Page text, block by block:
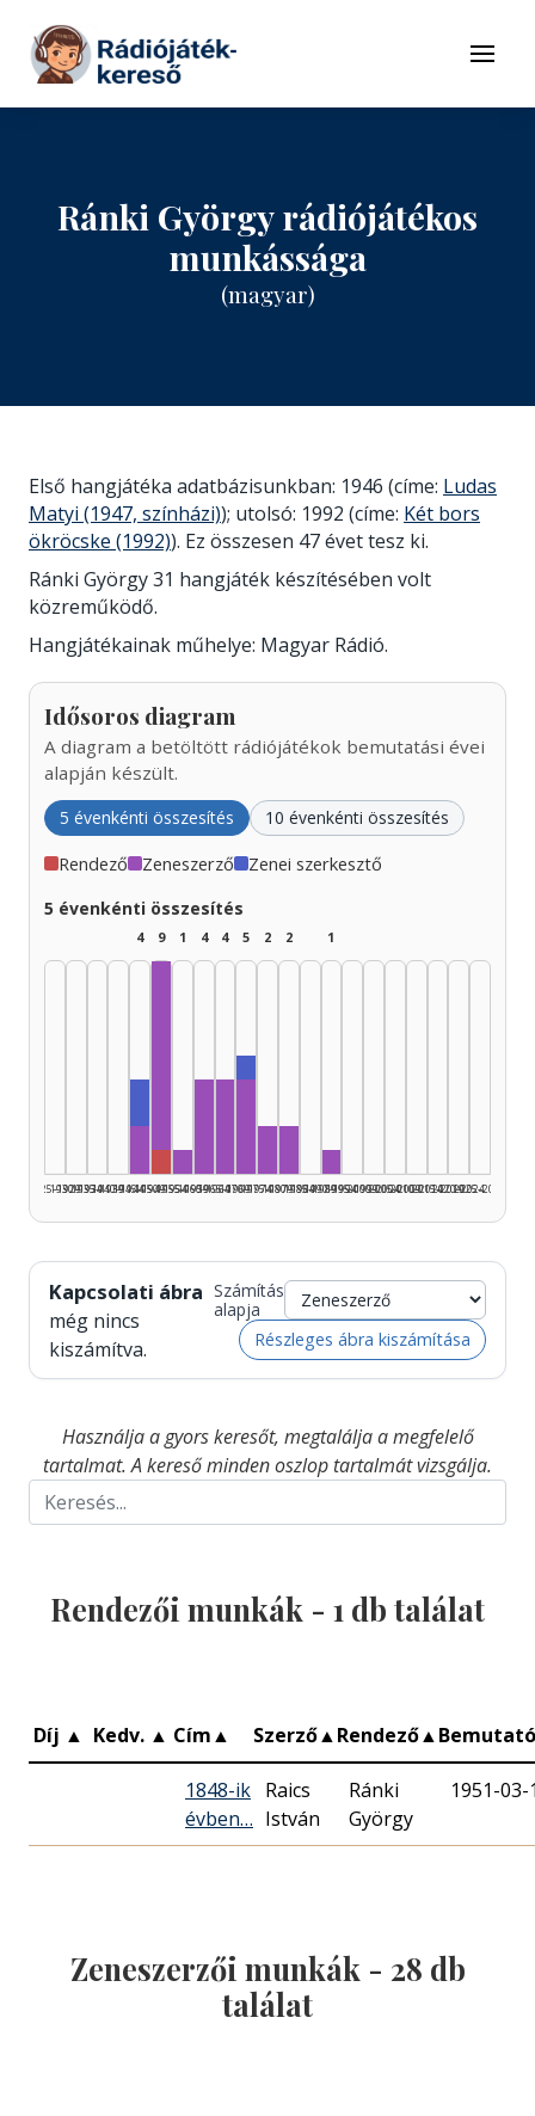
Tovább a tartalomhoz
Menü
Ránki György rádiójátékos
munkássága
(magyar)
Első hangjátéka adatbázisunkban: 1946 (címe: Ludas
Matyi (1947, színházi)); utolsó: 1992 (címe: Két bors
ökröcske (1992)). Ez összesen 47 évet tesz ki.
Ránki György 31 hangjáték készítésében volt
közreműködő.
Hangjátékainak műhelye: Magyar Rádió.
Idősoros diagram
A diagram a betöltött rádiójátékok bemutatási évei
alapján készült.
5 évenkénti összesítés 10 évenkénti összesítés
Rendező Zeneszerző Zenei szerkesztő
5 évenkénti összesítés
1925–1929
1930–1934
1935–1939
1940–1944
4
1945–1949
9
Rendező, 1950–1954: 1
1950–1954
1
Zeneszerző, 1955–1959: 1
1955–1959
4
1960–1964
4
1965–1969
5
Zenei szerkesztő, 1970–1974: 1
1970–1974
2
1975–1979
2
1980–1984
1985–1989
1
Zeneszerző,
1990–1994
1995–1999
2000–2004
2005–2009
2010–2014
2015–2019
2020–2024
2025–2026
Kapcsolati ábra
még nincs
kiszámítva.
Számítás
alapja
Részleges ábra kiszámítása
Használja a gyors keresőt, megtalálja a megfelelő
tartalmat. A kereső minden oszlop tartalmát vizsgálja.
Rendezői munkák - 1 db találat
Díj ▲ Kedv. ▲ Cím▲ Szerző▲Rendező▲
1848-ik
évben…
Raics
István
Ránki
György
1951-03-
Zeneszerzői munkák - 28 db
találat